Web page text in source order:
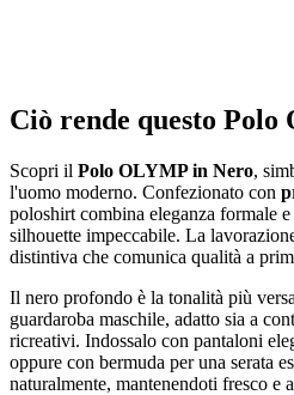
Ciò rende questo Polo
Scopri il Polo OLYMP in Nero,
l'uomo moderno. Confezionato con
poloshirt combina eleganza formale
silhouette impeccabile. La
distintiva che comunica qualità a
Il nero profondo è la tonalità più
guardaroba maschile, adatto sia a
ricreativi. Indossalo con pantaloni
oppure con bermuda per una serata
naturalmente, mantenendoti fresco e